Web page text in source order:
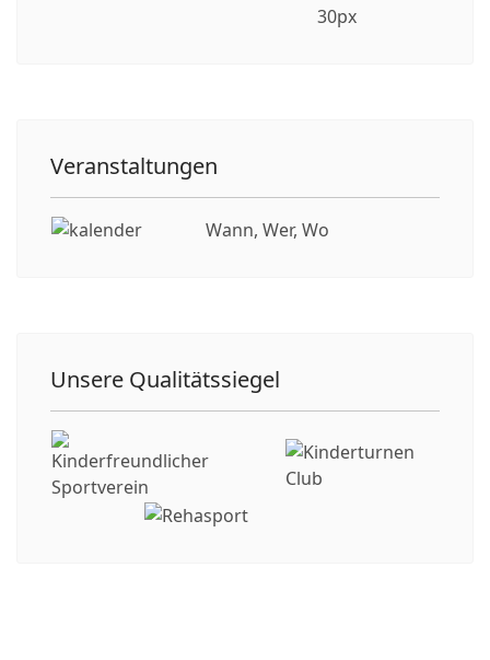
Veranstaltungen
Wann, Wer, Wo
Unsere Qualitätssiegel